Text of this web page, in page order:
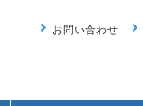
お問い合わせ